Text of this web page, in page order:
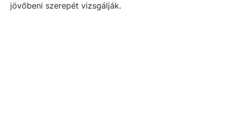
jövőbeni szerepét vizsgálják.